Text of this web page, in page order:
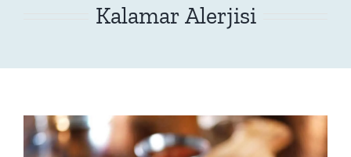
Blog
Kalamar Alerjisi